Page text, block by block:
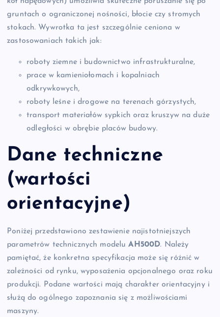
gruntach o ograniczonej nośności, błocie czy stromych
stokach. Wywrotka ta jest szczególnie ceniona w
zastosowaniach takich jak:
roboty ziemne i budownictwo infrastrukturalne,
prace w kamieniołomach i kopalniach
odkrywkowych,
roboty leśne i drogowe na terenach górzystych,
transport materiałów sypkich oraz kruszyw na duże
odległości w obrębie placów budowy.
Dane techniczne
(wartości
orientacyjne)
Poniżej przedstawiono zestawienie najistotniejszych
parametrów technicznych modeluAH500D. Należy
pamiętać, że konkretna specyfikacja może się różnić w
zależności od rynku, wyposażenia opcjonalnego oraz roku
produkcji. Podane wartości mają charakter orientacyjny i
służą do ogólnego zapoznania się z możliwościami
maszyny.